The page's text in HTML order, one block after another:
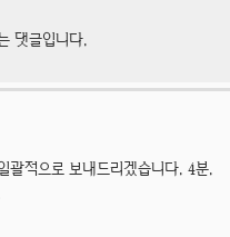
댓글입니다.
괄적으로 보내드리겠습니다. 4분.